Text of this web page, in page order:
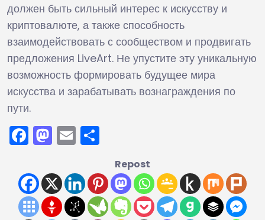
должен быть сильный интерес к искусству и
криптовалюте, а также способность
взаимодействовать с сообществом и продвигать
предложения LiveArt. Не упустите эту уникальную
возможность формировать будущее мира
искусства и зарабатывать вознаграждения по
пути.
Facebook
Mastodon
Email
Repost